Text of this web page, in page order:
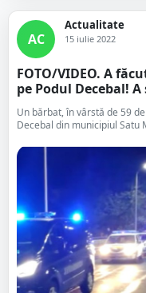
AC
Actualitate
15 iulie 2022
FOTO/VIDEO. A
pe Podul Decebal!
Un bărbat, în vârstă de 59
Decebal din municipiul Satu